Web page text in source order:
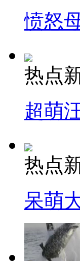
愤怒
热点
超萌
热点
呆萌